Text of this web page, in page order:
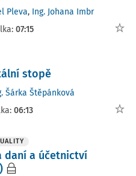
Pleva, Ing. Johana Imbr
07:15
stopě
Šárka Štěpánková
06:13
daní a účetnictví